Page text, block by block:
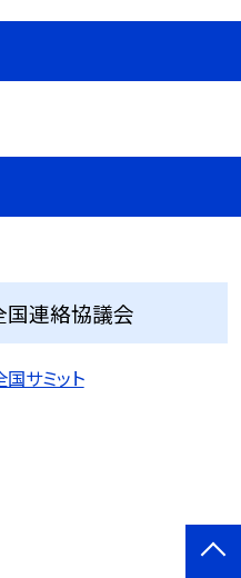
連絡協議会
サミット